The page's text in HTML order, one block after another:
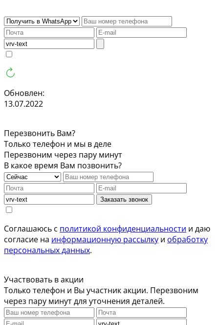
Обновлен:
13.07.2022
Перезвонить Вам?
Только телефон и мы в деле
Перезвоним через пару минут
В какое время Вам позвонить?
Заказать звонок
Соглашаюсь с политикой конфиденциальности и даю
согласие на информационную рассылку и обработку
персональных данных.
Участвовать в акции
Только телефон и Вы участник акции. Перезвоним
через пару минут для уточнения деталей.